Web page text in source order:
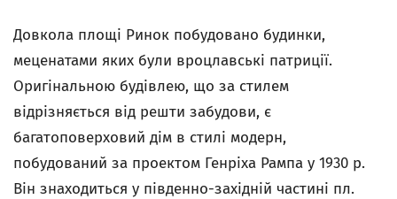
Довкола площі Ринок побудовано будинки,
меценатами яких були вроцлавські патриції.
Оригінальною будівлею, що за стилем
відрізняється від решти забудови, є
багатоповерховий дім в стилі модерн,
побудований за проектом Генріха Рампа у 1930 р.
Він знаходиться у південно-західній частині пл.